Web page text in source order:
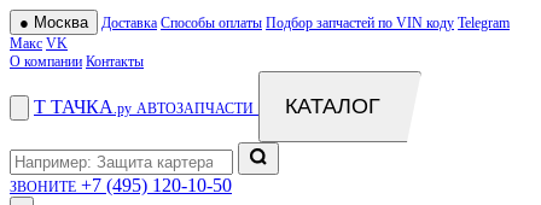
● Москва Доставка Способы оплаты Подбор запчастей по VIN коду Telegram
Макс VK
О компании Контакты
Т ТАЧКА .ру АВТОЗАПЧАСТИ КАТАЛОГ
ЗВОНИТЕ +7 (495) 120-10-50